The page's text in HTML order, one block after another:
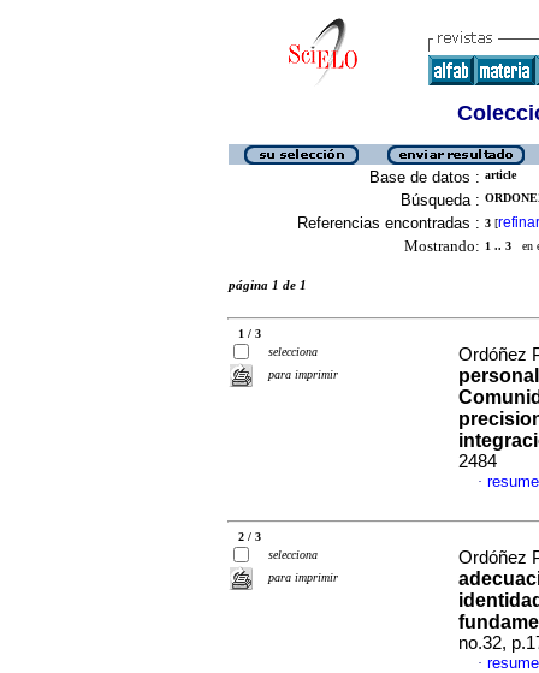
Base de datos : article
Búsqueda :
Referencias encontradas : 3 [refinar
Mostrando: 1 .. 3 en
página 1 de 1
1 / 3
selecciona
para imprimir
Ordóñez
2484
·
2 / 3
selecciona
para imprimir
Ordóñez
no.32,
·